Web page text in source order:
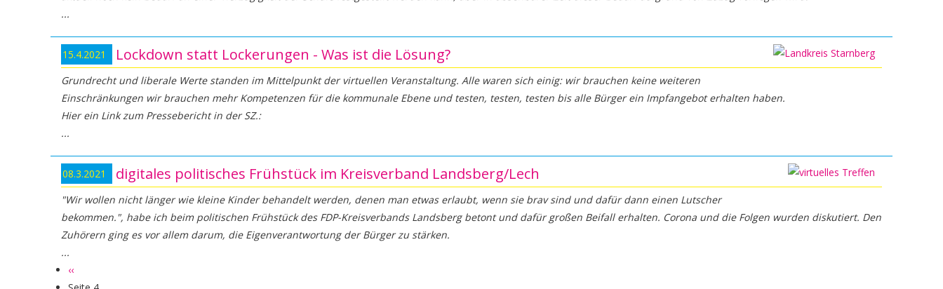
15.4.2021 Lockdown statt Lockerungen - Was ist die Lösung?
Grundrecht und liberale Werte standen im Mittelpunkt der virtuellen Veranstaltung. Alle waren sich einig: wir brauchen keine weiteren
Einschränkungen wir brauchen mehr Kompetenzen für die kommunale Ebene und testen, testen, testen bis alle Bürger ein Impfangebot erhalten haben.
Hier ein Link zum Pressebericht in der SZ.:
08.3.2021 digitales politisches Frühstück im Kreisverband Landsberg/Lech
"Wir wollen nicht länger wie kleine Kinder behandelt werden, denen man etwas erlaubt, wenn sie brav sind und dafür dann einen Lutscher
bekommen.", habe ich beim politischen Frühstück des FDP-Kreisverbands Landsberg betont und dafür großen Beifall erhalten. Corona und die Folgen wurden diskutiert. Den
Zuhörern ging es vor allem darum, die Eigenverantwortung der Bürger zu stärken.
Vorherige
‹‹